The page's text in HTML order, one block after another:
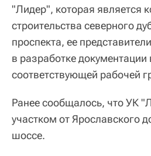
"Лидер", которая является
строительства северного
проспекта, ее
в разработке документации
соответствующей рабочей
Ранее сообщалось, что УК
участком от Ярославского
шоссе.